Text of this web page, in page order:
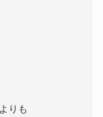
りも